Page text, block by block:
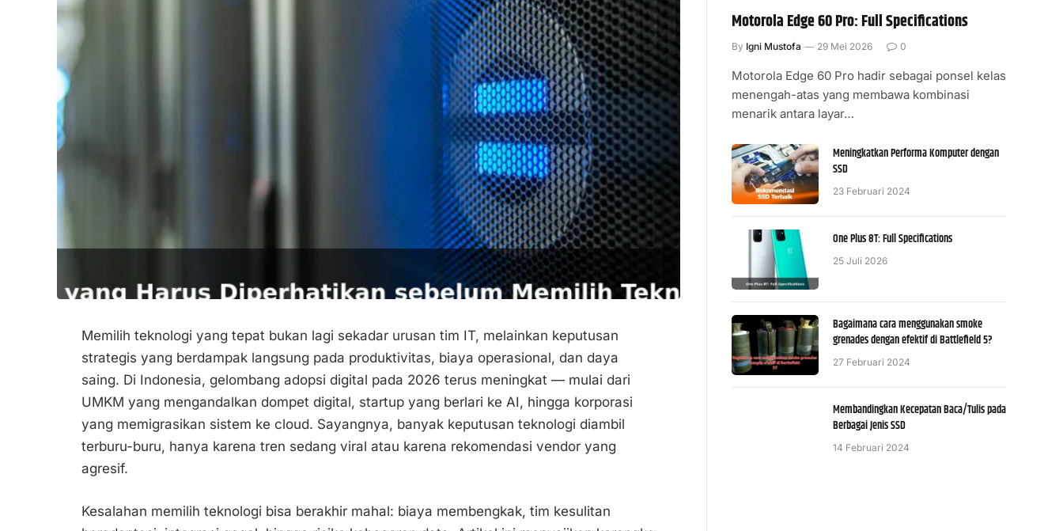
Memilih teknologi yang tepat bukan lagi sekadar urusan tim IT, melainkan keputusan
strategis yang berdampak langsung pada produktivitas, biaya operasional, dan daya
saing. Di Indonesia, gelombang adopsi digital pada 2026 terus meningkat — mulai dari
UMKM yang mengandalkan dompet digital, startup yang berlari ke AI, hingga korporasi
yang memigrasikan sistem ke cloud. Sayangnya, banyak keputusan teknologi diambil
terburu-buru, hanya karena tren sedang viral atau karena rekomendasi vendor yang
agresif.
Kesalahan memilih teknologi bisa berakhir mahal: biaya membengkak, tim kesulitan
Motorola Edge 60 Pro: Full Specifications
By Igni Mustofa 29 Mei 2026 0
Motorola Edge 60 Pro hadir sebagai ponsel kelas
menengah-atas yang membawa kombinasi
menarik antara layar…
Meningkatkan Performa Komputer dengan
SSD
23 Februari 2024
One Plus 8T: Full Specifications
25 Juli 2026
Bagaimana cara menggunakan smoke
grenades dengan efektif di Battlefield 5?
27 Februari 2024
Membandingkan Kecepatan Baca/Tulis pada
Berbagai Jenis SSD
14 Februari 2024